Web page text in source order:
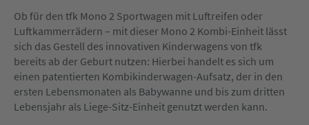
Ob für den tfk Mono 2 Sportwagen mit Luftreifen oder
Luftkammerrädern – mit dieser Mono 2 Kombi-Einheit lässt
sich das Gestell des innovativen Kinderwagens von tfk
bereits ab der Geburt nutzen: Hierbei handelt es sich um
einen patentierten Kombikinderwagen-Aufsatz, der in den
ersten Lebensmonaten als Babywanne und bis zum dritten
Lebensjahr als Liege-Sitz-Einheit genutzt werden kann.